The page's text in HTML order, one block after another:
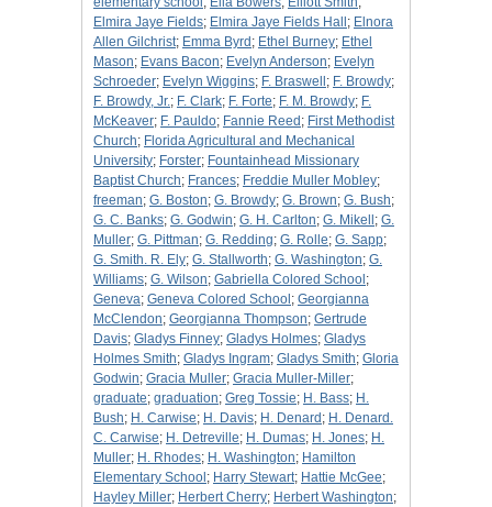
Elmira Jaye Fields; Elmira Jaye Fields Hall ; Elnora
Allen Gilchrist; Emma Byrd ; Ethel Burney; Ethel
Mason; Evans Bacon; Evelyn Anderson; Evelyn
Schroeder; Evelyn Wiggins; F. Braswell ; F. Browdy;
F. Browdy, Jr.; F. Clark; F. Forte; F. M. Browdy; F.
McKeaver; F. Pauldo; Fannie Reed ; First Methodist
Church; Florida Agricultural and Mechanical
University; Forster; Fountainhead Missionary
Baptist Church; Frances; Freddie Muller Mobley;
freeman; G. Boston; G. Browdy; G. Brown; G. Bush;
G. C. Banks; G. Godwin; G. H. Carlton; G. Mikell ; G.
Muller; G. Pittman; G. Redding; G. Rolle; G. Sapp;
G. Smith. R. Ely; G. Stallworth; G. Washington; G.
Williams; G. Wilson; Gabriella Colored School ;
Geneva; Geneva Colored School ; Georgianna
McClendon; Georgianna Thompson; Gertrude
Davis; Gladys Finney; Gladys Holmes; Gladys
Holmes Smith; Gladys Ingram; Gladys Smith; Gloria
Godwin; Gracia Muller; Gracia Muller-Miller;
graduate; graduation; Greg Tossie; H. Bass; H.
Bush; H. Carwise; H. Davis; H. Denard ; H. Denard.
C. Carwise; H. Detreville; H. Dumas; H. Jones; H.
Muller; H. Rhodes; H. Washington; Hamilton
Elementary School ; Harry Stewart; Hattie McGee;
Hayley Miller; Herbert Cherry; Herbert Washington;